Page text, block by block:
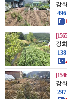
강
강
강